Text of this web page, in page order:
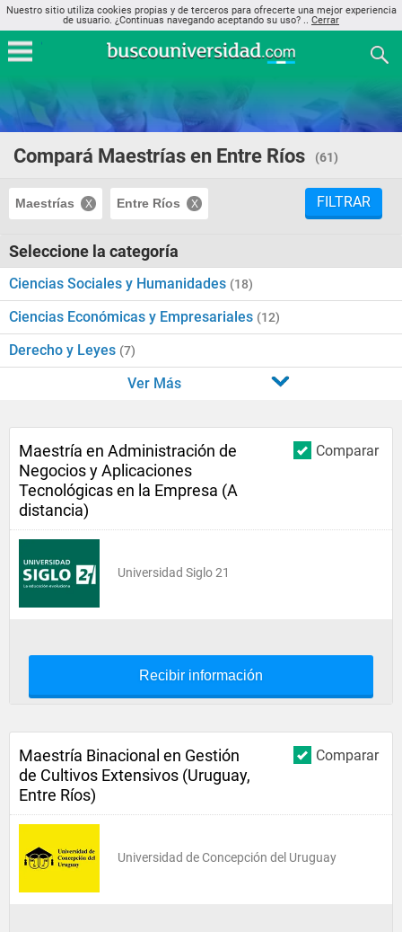
Nuestro sitio utiliza cookies propias y de terceros para ofrecerte una mejor experiencia
de usuario. ¿Continuas navegando aceptando su uso? .. Cerrar
Compará Maestrías en Entre Ríos (61)
Maestrías Entre Ríos FILTRAR
Seleccione la categoría
Ciencias Sociales y Humanidades (18)
Ciencias Económicas y Empresariales (12)
Derecho y Leyes (7)
Ver Más
Comparar
Maestría en Administración de
Negocios y Aplicaciones
Tecnológicas en la Empresa (A
distancia)
Universidad Siglo 21
Recibir información
Comparar
Maestría Binacional en Gestión
de Cultivos Extensivos (Uruguay,
Entre Ríos)
Universidad de Concepción del Uruguay